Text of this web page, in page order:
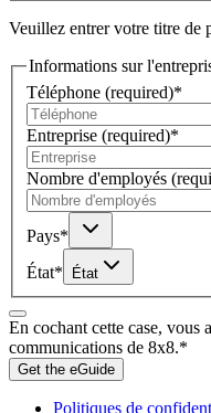
Veuillez entrer votre titre de
Informations sur
Téléphone (required)*
Entreprise (required)*
Nombre d'employés
Pays*
État* État
En cochant cette case, vous
communications de 8x8.*
Get the eGuide
Politiques de